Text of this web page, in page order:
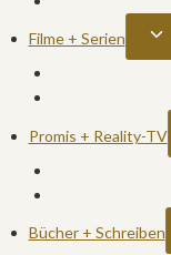
Filme + Serien
Promis + Reality-TV
Bücher + Schreiben